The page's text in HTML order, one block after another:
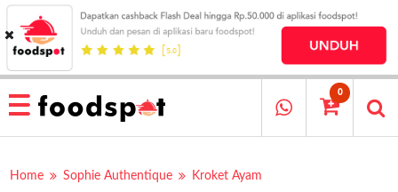
HOME
MENU
RESTAURANT
PESAN
0
Home Sophie Authentique Kroket Ayam